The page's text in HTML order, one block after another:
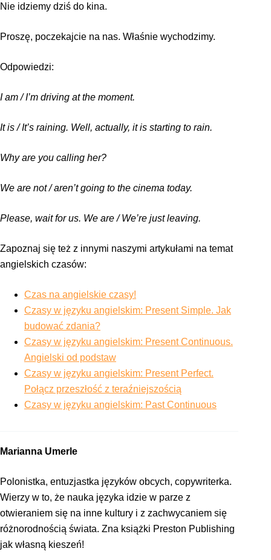
Nie idziemy dziś do kina.
Proszę, poczekajcie na nas. Właśnie wychodzimy.
Odpowiedzi:
I am / I’m driving at the moment.
It is / It’s raining. Well, actually, it is starting to rain.
Why are you calling her?
We are not / aren’t going to the cinema today.
Please, wait for us. We are / We’re just leaving.
Zapoznaj się też z innymi naszymi artykułami na temat
angielskich czasów:
Czas na angielskie czasy!
Czasy w języku angielskim: Present Simple. Jak
budować zdania?
Czasy w języku angielskim: Present Continuous.
Angielski od podstaw
Czasy w języku angielskim: Present Perfect.
Połącz przeszłość z teraźniejszością
Czasy w języku angielskim: Past Continuous
Marianna Umerle
Polonistka, entuzjastka języków obcych, copywriterka.
Wierzy w to, że nauka języka idzie w parze z
otwieraniem się na inne kultury i z zachwycaniem się
różnorodnością świata. Zna książki Preston Publishing
jak własną kieszeń!